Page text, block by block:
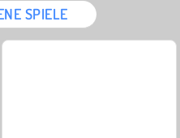
SPIELE